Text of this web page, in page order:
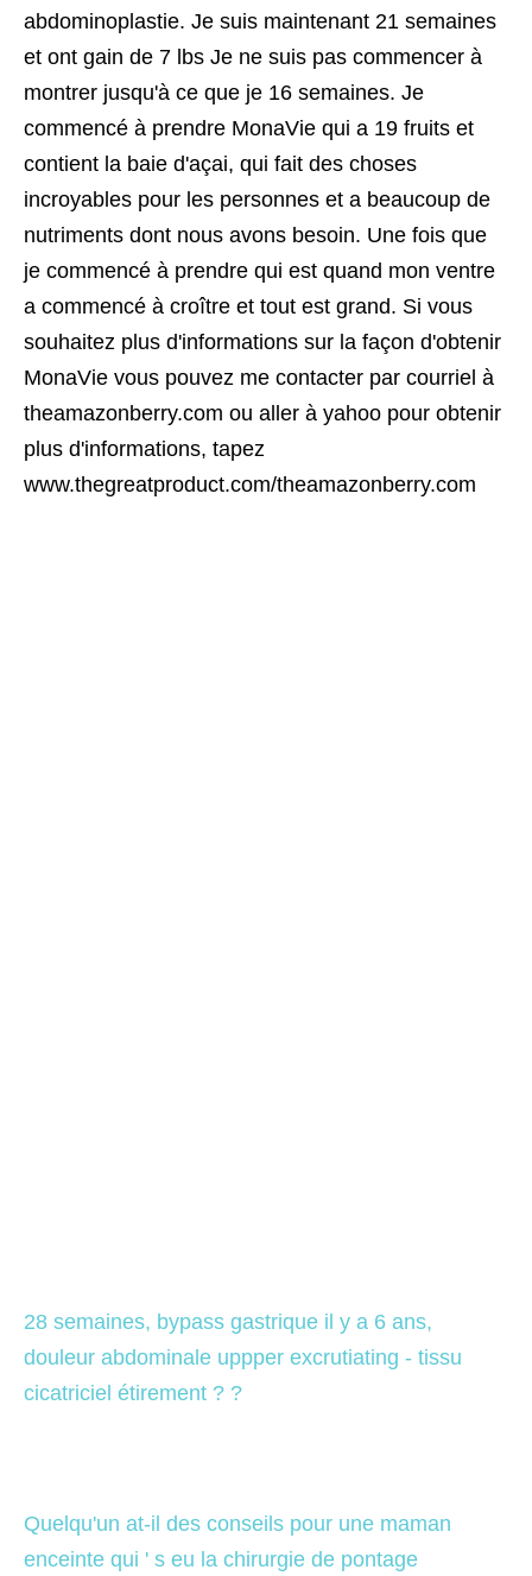
abdominoplastie. Je suis maintenant 21 semaines
et ont gain de 7 lbs Je ne suis pas commencer à
montrer jusqu'à ce que je 16 semaines. Je
commencé à prendre MonaVie qui a 19 fruits et
contient la baie d'açai, qui fait des choses
incroyables pour les personnes et a beaucoup de
nutriments dont nous avons besoin. Une fois que
je commencé à prendre qui est quand mon ventre
a commencé à croître et tout est grand. Si vous
souhaitez plus d'informations sur la façon d'obtenir
MonaVie vous pouvez me contacter par courriel à
theamazonberry.com ou aller à yahoo pour obtenir
plus d'informations, tapez
www.thegreatproduct.com/theamazonberry.com
28 semaines, bypass gastrique il y a 6 ans,
douleur abdominale uppper excrutiating - tissu
cicatriciel étirement ? ?
Quelqu'un at-il des conseils pour une maman
enceinte qui ' s eu la chirurgie de pontage